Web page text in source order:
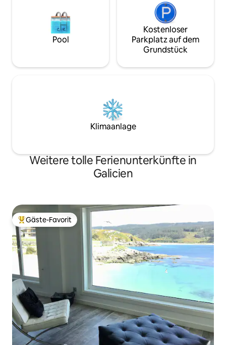
Pool
Kostenloser
Parkplatz auf dem
Grundstück
Klimaanlage
Weitere tolle Ferienunterkünfte in
Galicien
Beliebter Gäste-Favorit.
Gäste-Favorit